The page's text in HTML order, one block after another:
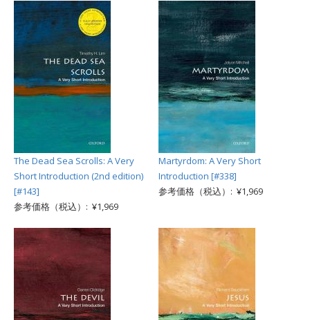
The Dead Sea Scrolls: A Very
Short Introduction (2nd edition)
[#143]
参考価格（税込）: ¥1,969
Martyrdom: A Very Short
Introduction [#338]
参考価格（税込）: ¥1,969